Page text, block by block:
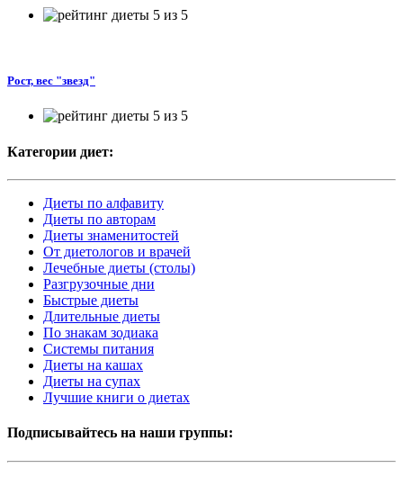
Рост, вес "звезд"
Категории диет:
Диеты по алфавиту
Диеты по авторам
Диеты знаменитостей
От диетологов и врачей
Лечебные диеты (столы)
Разгрузочные дни
Быстрые диеты
Длительные диеты
По знакам зодиака
Системы питания
Диеты на кашах
Диеты на супах
Лучшие книги о диетах
Подписывайтесь на наши группы: